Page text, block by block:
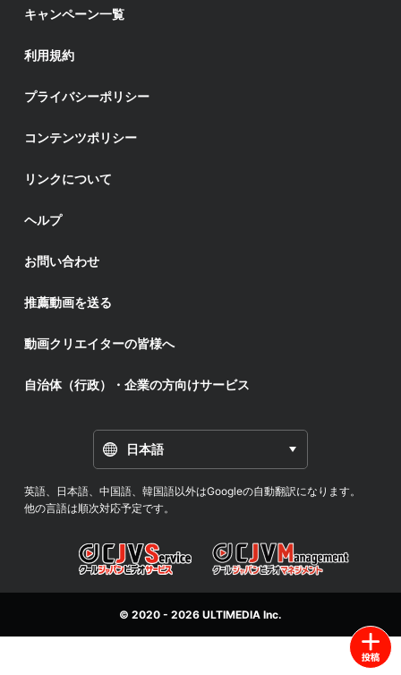
キャンペーン一覧
利用規約
プライバシーポリシー
コンテンツポリシー
リンクについて
ヘルプ
お問い合わせ
推薦動画を送る
動画クリエイターの皆様へ
自治体（行政）・企業の方向けサービス
日本語
英語、日本語、中国語、韓国語以外はGoogleの自動翻訳になります。
他の言語は順次対応予定です。
© 2020 - 2026 ULTIMEDIA Inc.